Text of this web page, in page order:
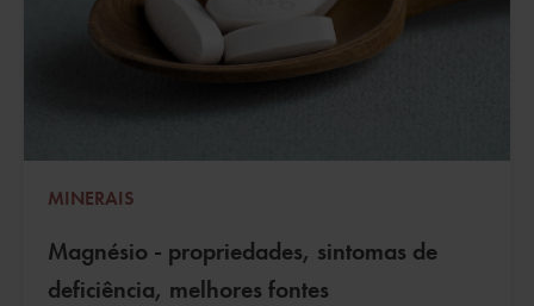
MINERAIS
Magnésio - propriedades, sintomas de
deficiência, melhores fontes